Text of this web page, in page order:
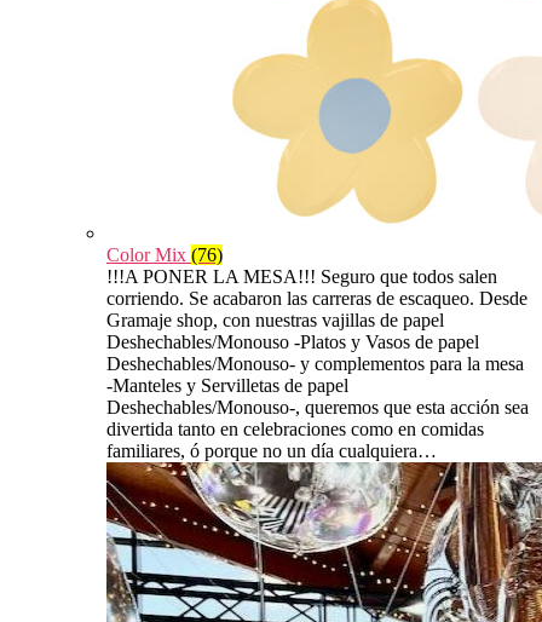
Color Mix (76)
!!!A PONER LA MESA!!! Seguro que todos salen
corriendo. Se acabaron las carreras de escaqueo. Desde
Gramaje shop, con nuestras vajillas de papel
Deshechables/Monouso -Platos y Vasos de papel
Deshechables/Monouso- y complementos para la mesa
-Manteles y Servilletas de papel
Deshechables/Monouso-, queremos que esta acción sea
divertida tanto en celebraciones como en comidas
familiares, ó porque no un día cualquiera…